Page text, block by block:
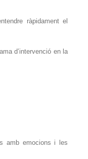
ràpidament el
d’intervenció en la
amb emocions i les